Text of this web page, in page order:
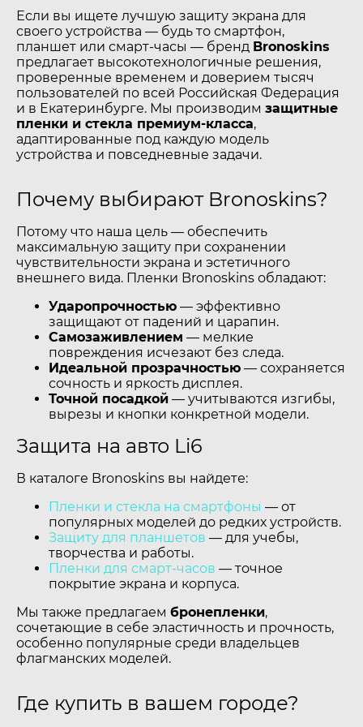
Если вы ищете лучшую защиту экрана для
своего устройства — будь то смартфон,
планшет или смарт-часы — бренд Bronoskins
предлагает высокотехнологичные решения,
проверенные временем и доверием тысяч
пользователей по всей Российская Федерация
и в Екатеринбурге. Мы производим защитные
пленки и стекла премиум-класса,
адаптированные под каждую модель
устройства и повседневные задачи.
Почему выбирают Bronoskins?
Потому что наша цель — обеспечить
максимальную защиту при сохранении
чувствительности экрана и эстетичного
внешнего вида. Пленки Bronoskins обладают:
Ударопрочностью — эффективно
защищают от падений и царапин.
Самозаживлением — мелкие
повреждения исчезают без следа.
Идеальной прозрачностью — сохраняется
сочность и яркость дисплея.
Точной посадкой — учитываются изгибы,
вырезы и кнопки конкретной модели.
Защита на авто Li6
В каталоге Bronoskins вы найдете:
Пленки и стекла на смартфоны — от
популярных моделей до редких устройств.
Защиту для планшетов — для учебы,
творчества и работы.
Пленки для смарт-часов — точное
покрытие экрана и корпуса.
Мы также предлагаем бронепленки,
сочетающие в себе эластичность и прочность,
особенно популярные среди владельцев
флагманских моделей.
Где купить в вашем городе?